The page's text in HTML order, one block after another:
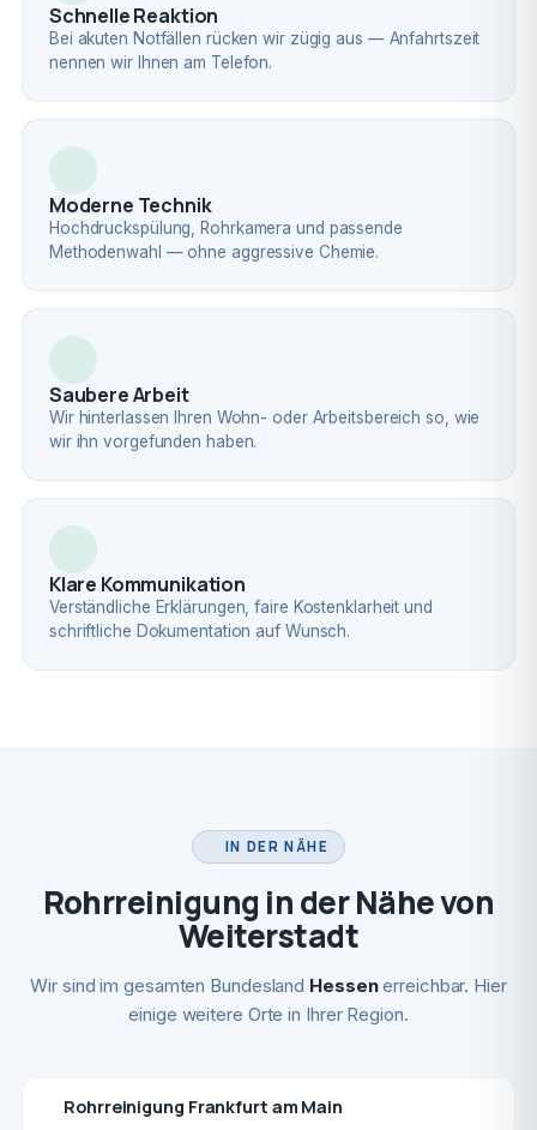
Schnelle Reaktion
Bei akuten Notfällen rücken wir zügig aus — Anfahrtszeit
nennen wir Ihnen am Telefon.
Moderne Technik
Hochdruckspülung, Rohrkamera und passende
Methodenwahl — ohne aggressive Chemie.
Saubere Arbeit
Wir hinterlassen Ihren Wohn- oder Arbeitsbereich so, wie
wir ihn vorgefunden haben.
Klare Kommunikation
Verständliche Erklärungen, faire Kostenklarheit und
schriftliche Dokumentation auf Wunsch.
IN DER NÄHE
Rohrreinigung in der Nähe von
Weiterstadt
Wir sind im gesamten Bundesland Hessenerreichbar. Hier
einige weitere Orte in Ihrer Region.
Rohrreinigung Frankfurt am Main